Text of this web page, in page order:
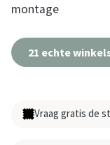
montage
21 echte
Vraag gratis de